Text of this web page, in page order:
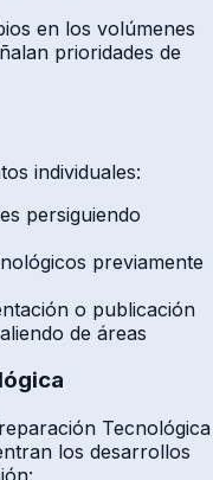
en los volúmenes
prioridades de
individuales:
persiguiendo
previamente
o publicación
de áreas
Tecnológica
los desarrollos